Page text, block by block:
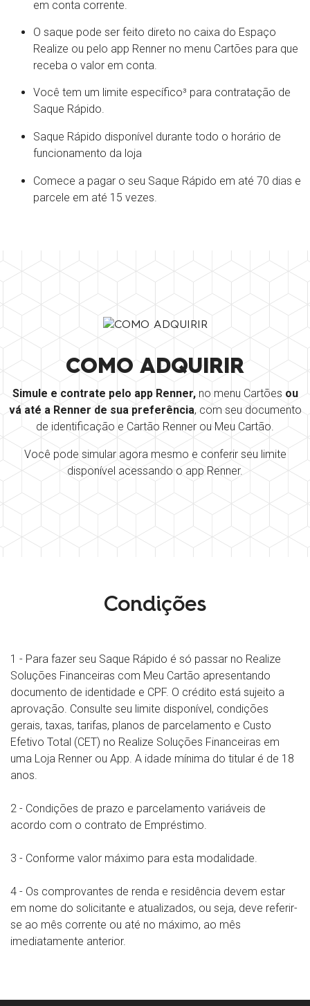
em conta corrente.
O saque pode ser feito direto no caixa do Espaço
Realize ou pelo app Renner no menu Cartões para que
receba o valor em conta.
Você tem um limite específico³ para contratação de
Saque Rápido.
Saque Rápido disponível durante todo o horário de
funcionamento da loja
Comece a pagar o seu Saque Rápido em até 70 dias e
parcele em até 15 vezes.
COMO ADQUIRIR
Simule e contrate pelo app Renner,no menu Cartões ou
vá até a Renner de sua preferência, com seu documento
de identificação e Cartão Renner ou Meu Cartão.
Você pode simular agora mesmo e conferir seu limite
disponível acessando o app Renner.
Condições
1 - Para fazer seu Saque Rápido é só passar no Realize
Soluções Financeiras com Meu Cartão apresentando
documento de identidade e CPF. O crédito está sujeito a
aprovação. Consulte seu limite disponível, condições
gerais, taxas, tarifas, planos de parcelamento e Custo
Efetivo Total (CET) no Realize Soluções Financeiras em
uma Loja Renner ou App. A idade mínima do titular é de 18
anos.
2 - Condições de prazo e parcelamento variáveis de
acordo com o contrato de Empréstimo.
3 - Conforme valor máximo para esta modalidade.
4 - Os comprovantes de renda e residência devem estar
em nome do solicitante e atualizados, ou seja, deve referir-
se ao mês corrente ou até no máximo, ao mês
imediatamente anterior.